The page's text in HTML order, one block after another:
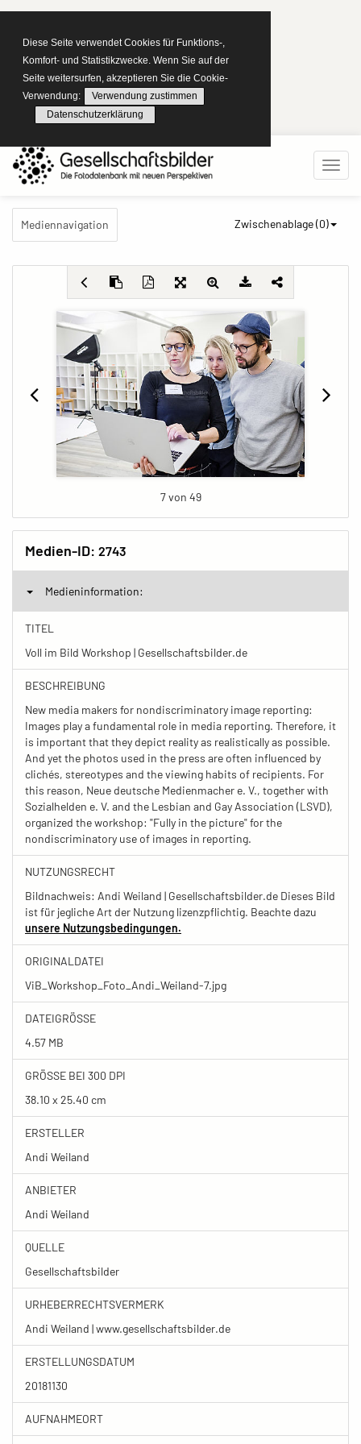
Diese Seite verwendet Cookies für Funktions-,
Komfort- und Statistikzwecke. Wenn Sie auf der
Seite weitersurfen, akzeptieren Sie die Cookie-
Verwendung:
Verwendung zustimmen
Datenschutzerklärung
Mediennavigation Zwischenablage (0)
7 von 49
Medien-ID: 2743
Medieninformation:
TITEL
Voll im Bild Workshop | Gesellschaftsbilder.de
BESCHREIBUNG
New media makers for nondiscriminatory image reporting:
Images play a fundamental role in media reporting. Therefore, it
is important that they depict reality as realistically as possible.
And yet the photos used in the press are often influenced by
clichés, stereotypes and the viewing habits of recipients. For
this reason, Neue deutsche Medienmacher e. V., together with
Sozialhelden e. V. and the Lesbian and Gay Association (LSVD),
organized the workshop: "Fully in the picture" for the
nondiscriminatory use of images in reporting.
NUTZUNGSRECHT
Bildnachweis: Andi Weiland | Gesellschaftsbilder.de Dieses Bild
ist für jegliche Art der Nutzung lizenzpflichtig. Beachte dazu
unsere Nutzungsbedingungen.
ORIGINALDATEI
ViB_Workshop_Foto_Andi_Weiland-7.jpg
DATEIGRÖSSE
4.57 MB
GRÖSSE BEI 300 DPI
38.10 x 25.40 cm
ERSTELLER
Andi Weiland
ANBIETER
Andi Weiland
QUELLE
Gesellschaftsbilder
URHEBERRECHTSVERMERK
Andi Weiland | www.gesellschaftsbilder.de
ERSTELLUNGSDATUM
20181130
AUFNAHMEORT